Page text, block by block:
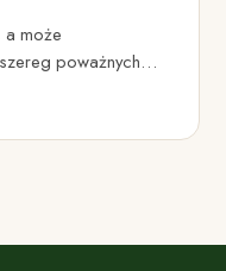
może
poważnych
(a niektórzy…